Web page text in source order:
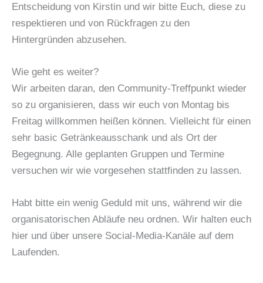
Entscheidung von Kirstin und wir bitte Euch, diese zu
respektieren und von Rückfragen zu den
Hintergründen abzusehen.
Wie geht es weiter?
Wir arbeiten daran, den Community-Treffpunkt wieder
so zu organisieren, dass wir euch von Montag bis
Freitag willkommen heißen können. Vielleicht für einen
sehr basic Getränkeausschank und als Ort der
Begegnung. Alle geplanten Gruppen und Termine
versuchen wir wie vorgesehen stattfinden zu lassen.
Habt bitte ein wenig Geduld mit uns, während wir die
organisatorischen Abläufe neu ordnen. Wir halten euch
hier und über unsere Social-Media-Kanäle auf dem
Laufenden.